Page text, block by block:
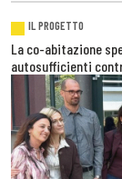
IL PROGETTO
La co-abitazione
autosufficienti